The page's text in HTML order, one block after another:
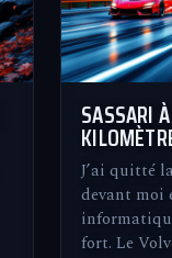
SASSARI
J’ai quitté
devant moi
fort. Le